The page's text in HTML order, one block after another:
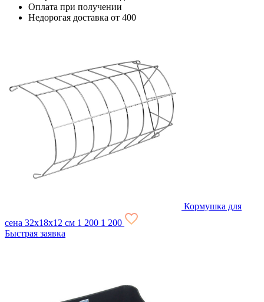
Оплата при получении
Недорогая доставка от 400
Кормушка для
сена 32х18х12 см 1 200 1 200
Быстрая заявка